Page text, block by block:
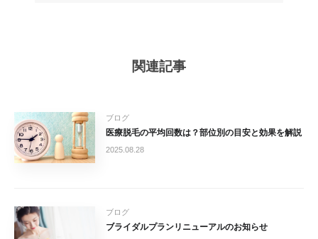
関連記事
ブログ
医療脱毛の平均回数は？部位別の目安と効果を解説
2025.08.28
ブログ
ブライダルプランリニューアルのお知らせ